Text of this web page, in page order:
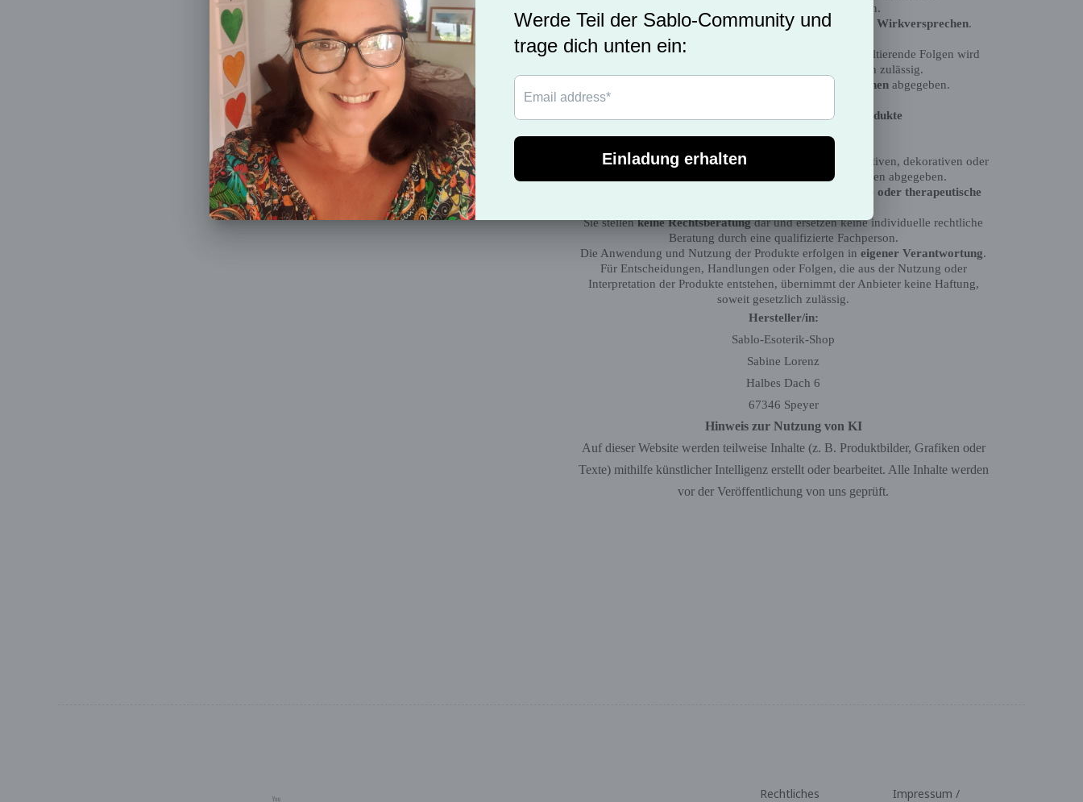
Bei Hautreaktionen nicht weitertragen.
Ein Motiv oder Aufdruck auf einer Kerze bedeutet
kein Wirkversprechen.
Für etwaige Erwartungen, Auslegungen oder daraus resultierende Folgen wird
keine Haftung übernommen, soweit gesetzlich zulässig.
keine Garantie- oder Erfolgsversprechenabgegeben.
Allgemeiner Hinweis für Esoterikprodukte
Unsere Produkte dienen ausschließlich spirituellen, meditativen, dekorativen oder
rituellen Zwecken. Es werden keine Heilversprechen abgegeben.
ersetzt keine medizinische, psychologische oder therapeutische
Sie stellenkeine Rechtsberatungdar und ersetzen keine individuelle rechtliche
Beratung durch eine qualifizierte Fachperson.
Die Anwendung und Nutzung der Produkte erfolgen in eigener Verantwortung.
Für Entscheidungen, Handlungen oder Folgen, die aus der Nutzung oder
Interpretation der Produkte entstehen, übernimmt der Anbieter keine Haftung,
soweit gesetzlich zulässig.
Hersteller/in:
Sablo-Esoterik-Shop
Sabine Lorenz
Halbes Dach 6
67346 Speyer
Hinweis zur Nutzung von KI
Auf dieser Website werden teilweise Inhalte (z. B. Produktbilder, Grafiken oder
Texte) mithilfe künstlicher Intelligenz erstellt oder bearbeitet. Alle Inhalte werden
vor der Veröffentlichung von uns geprüft.
Impressum /
Rechtliches